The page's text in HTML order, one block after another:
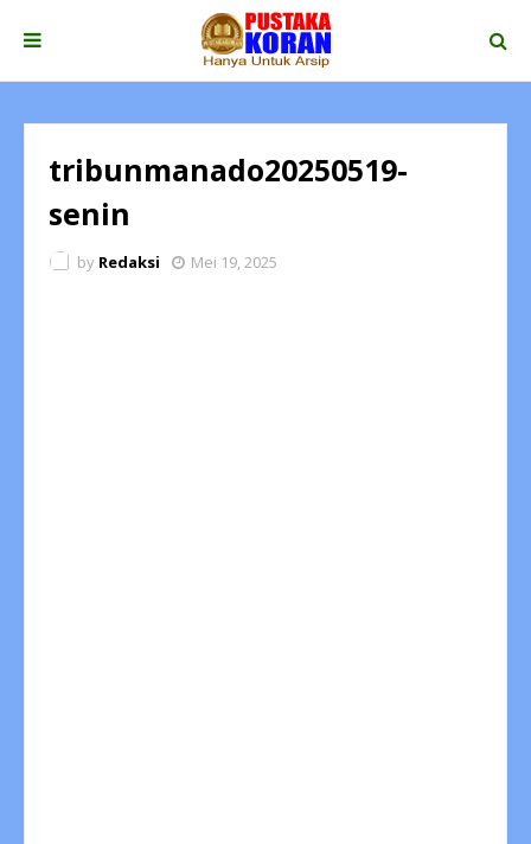
tribunmanado20250519-
senin
by Redaksi Mei 19, 2025